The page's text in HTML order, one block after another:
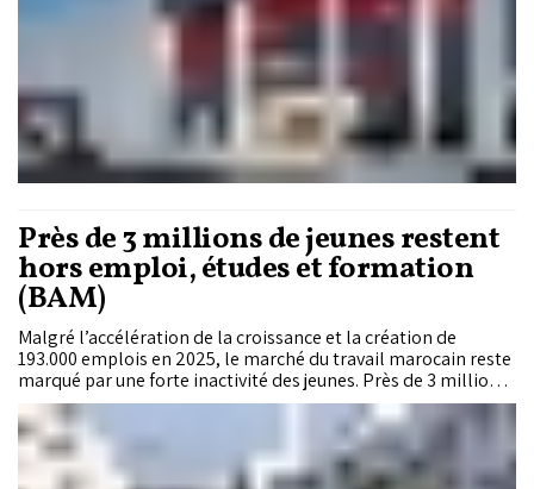
Près de 3 millions de jeunes restent
hors emploi, études et formation
(BAM)
Malgré l’accélération de la croissance et la création de
193.000 emplois en 2025, le marché du travail marocain reste
marqué par une forte inactivité des jeunes. Près de 3 millions
de personnes âgées de 15 à 29 ans se trouvent en dehors de
l’emploi, du système éducatif et de la formation, selon le
rapport annuel de Bank Al-Maghrib.